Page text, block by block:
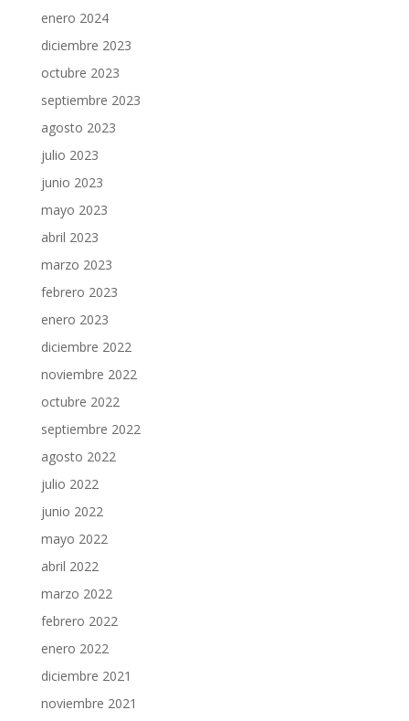
enero 2024
diciembre 2023
octubre 2023
septiembre 2023
agosto 2023
julio 2023
junio 2023
mayo 2023
abril 2023
marzo 2023
febrero 2023
enero 2023
diciembre 2022
noviembre 2022
octubre 2022
septiembre 2022
agosto 2022
julio 2022
junio 2022
mayo 2022
abril 2022
marzo 2022
febrero 2022
enero 2022
diciembre 2021
noviembre 2021